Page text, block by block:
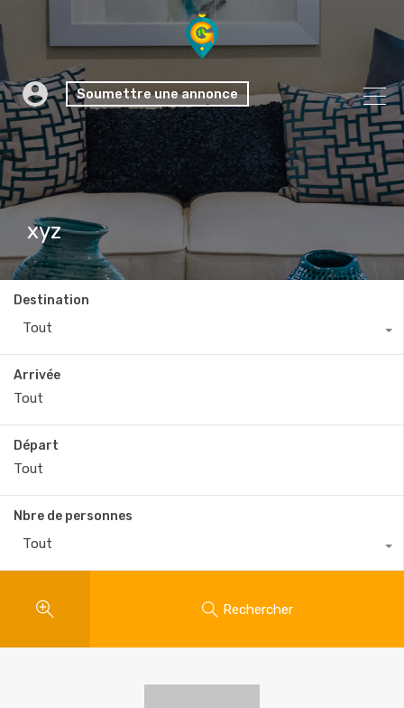
Soumettre une annonce
xyz
Destination
Tout
Arrivée
Départ
Nbre de personnes
Tout
Rechercher